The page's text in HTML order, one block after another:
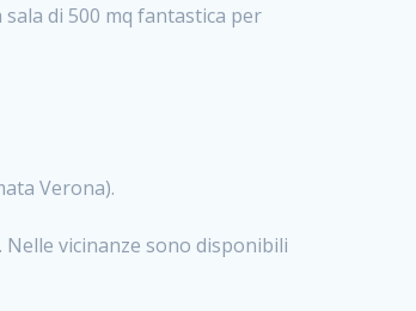
di 500 mq fantastica per
Verona).
vicinanze sono disponibili